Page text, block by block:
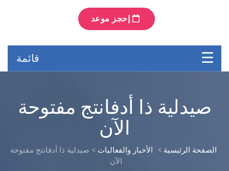
إحجز موعد
قائمة
صيدلية ذا أدفانتج مفتوحة
الآن
الصفحة الرئيسية > الأخبار والفعاليات > صيدلية ذا أدفانتج مفتوحة
الآن